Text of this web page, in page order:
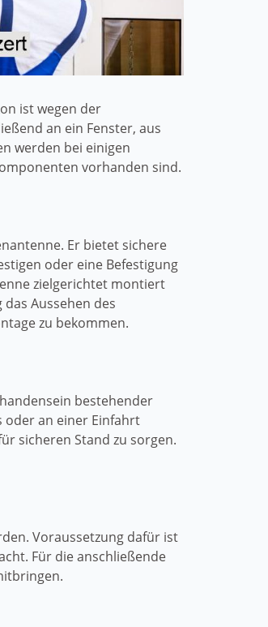
ist wegen der
an ein Fenster, aus
werden bei einigen
vorhanden sind.
Er bietet sichere
oder eine Befestigung
zielgerichtet montiert
Aussehen des
zu bekommen.
bestehender
oder an einer Einfahrt
sicheren Stand zu sorgen.
Voraussetzung dafür ist
Für die anschließende